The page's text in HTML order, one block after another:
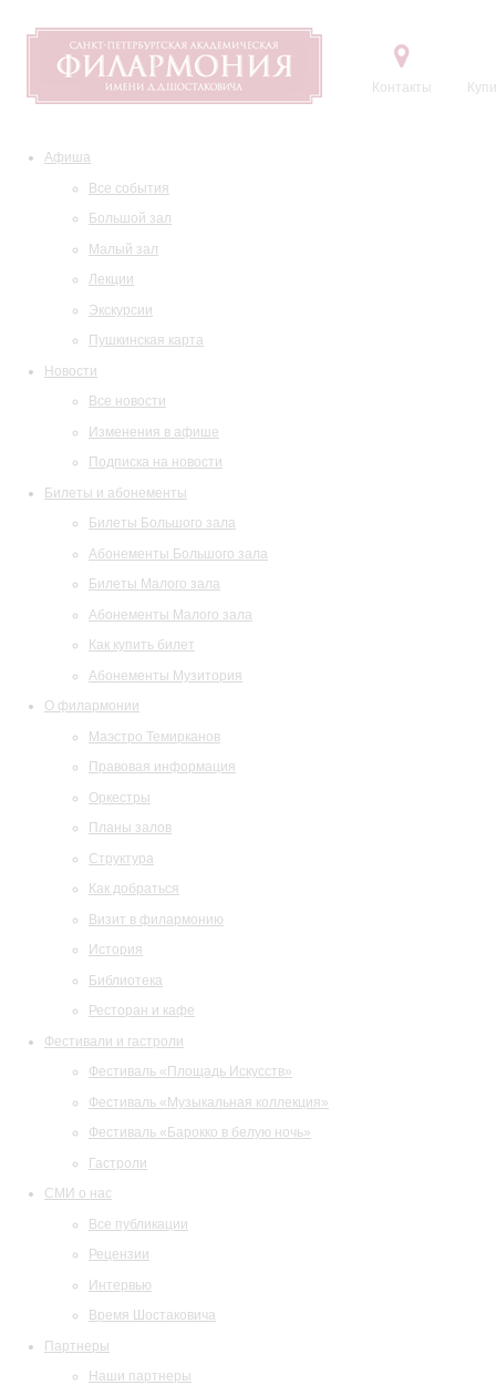
Контакты
Афиша
Все события
Большой зал
Малый зал
Лекции
Экскурсии
Пушкинская карта
Новости
Все новости
Изменения в афише
Подписка на новости
Билеты и абонементы
Билеты Большого зала
Абонементы Большого зала
Билеты Малого зала
Абонементы Малого зала
Как купить билет
Абонементы Музитория
О филармонии
Маэстро Темирканов
Правовая информация
Оркестры
Планы залов
Структура
Как добраться
Визит в филармонию
История
Библиотека
Ресторан и кафе
Фестивали и гастроли
Фестиваль «Площадь Искусств»
Фестиваль «Музыкальная коллекция»
Фестиваль «Барокко в белую ночь»
Гастроли
СМИ о нас
Все публикации
Рецензии
Интервью
Время Шостаковича
Партнеры
Наши партнеры